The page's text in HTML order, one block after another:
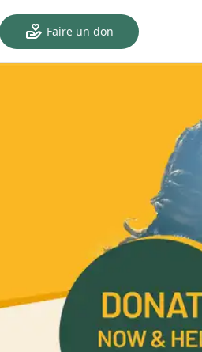
Faire un don